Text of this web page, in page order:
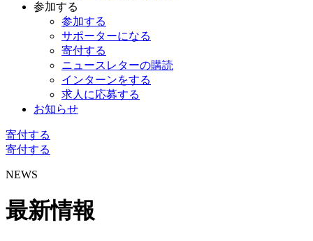
参加する
参加する
サポーターになる
寄付する
ニュースレターの購読
インターンをする
求人に応募する
お知らせ
寄付する
寄付する
NEWS
最新情報